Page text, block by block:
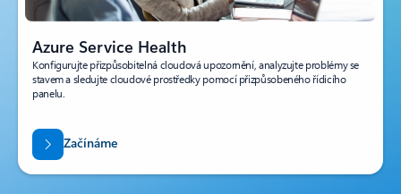
Azure Service Health
Konfigurujte přizpůsobitelná cloudová upozornění, analyzujte problémy se
stavem a sledujte cloudové prostředky pomocí přizpůsobeného řídicího
panelu.
Začínáme